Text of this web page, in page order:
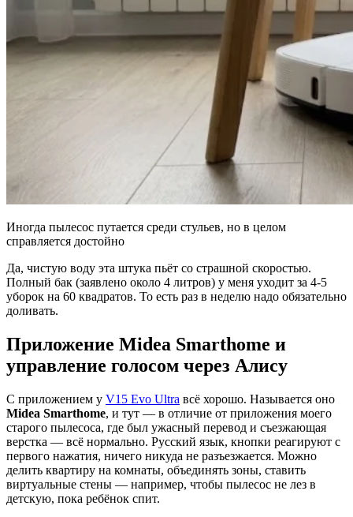
Иногда пылесос путается среди стульев, но в целом
справляется достойно
Да, чистую воду эта штука пьёт со страшной скоростью.
Полный бак (заявлено около 4 литров) у меня уходит за 4-5
уборок на 60 квадратов. То есть раз в неделю надо обязательно
доливать.
Приложение Midea Smarthome и
управление голосом через Алису
С приложением у V15 Evo Ultra всё хорошо. Называется оно
Midea Smarthome, и тут — в отличие от приложения моего
старого пылесоса, где был ужасный перевод и съезжающая
верстка — всё нормально. Русский язык, кнопки реагируют с
первого нажатия, ничего никуда не разъезжается. Можно
делить квартиру на комнаты, объединять зоны, ставить
виртуальные стены — например, чтобы пылесос не лез в
детскую, пока ребёнок спит.